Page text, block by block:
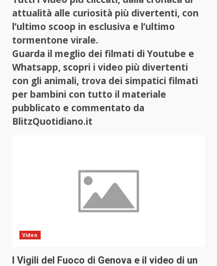
attualità alle curiosità più divertenti, con
l’ultimo scoop in esclusiva e l’ultimo
tormentone virale.
Guarda il meglio dei filmati di Youtube e
Whatsapp, scopri i video più divertenti
con gli animali, trova dei simpatici filmati
per bambini con tutto il materiale
pubblicato e commentato da
BlitzQuotidiano.it
Video
I Vigili del Fuoco di Genova e il video di un